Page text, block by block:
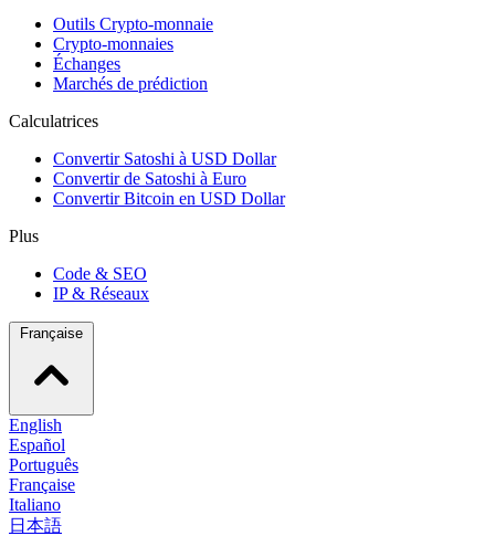
Outils Crypto-monnaie
Crypto-monnaies
Échanges
Marchés de prédiction
Calculatrices
Convertir Satoshi à USD Dollar
Convertir de Satoshi à Euro
Convertir Bitcoin en USD Dollar
Plus
Code & SEO
IP & Réseaux
English
Español
Português
Française
Italiano
日本語